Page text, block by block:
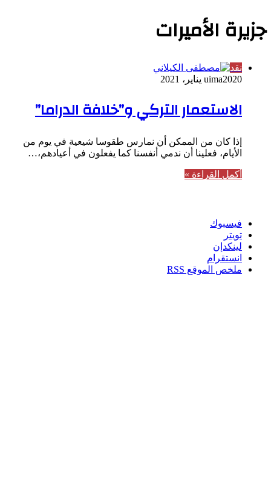
جزيرة الأميرات
نقد
uima2020 يناير، 2021
الاستعمار التركي و”خلافة الدراما”
إذا كان من الممكن أن نمارس طقوسا شيعية في يوم من
الأيام، فعلينا أن ندمي أنفسنا كما يفعلون في أعيادهم،…
أكمل القراءة »
فيسبوك
تويتر
لينكدإن
انستقرام
ملخص الموقع RSS